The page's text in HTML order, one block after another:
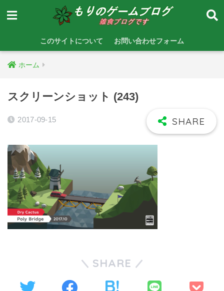
このサイトについて お問い合わせフォーム
ホーム
スクリーンショット (243)
2017-09-15
SHARE